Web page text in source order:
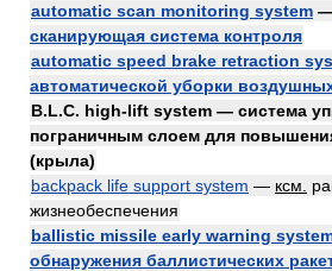
automatic scan monitoring system
сканирующая система контроля
automatic speed brake retraction
автоматической уборки
B.L.C. high-lift system — система
пограничным слоем для
(крыла)
backpack life support system — ксм.
жизнеобеспечения
ballistic missile early warning
обнаружения баллистических